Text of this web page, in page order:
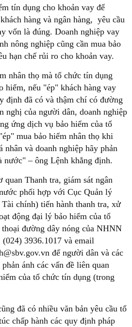
tín dụng cho khoản vay để
hàng và ngân hàng, yêu cầu
vốn là đúng. Doanh nghiệp vay
nông nghiệp cũng cần mua bảo
hạn chế rủi ro cho khoản vay.
nhân thọ mà tổ chức tín dụng
hiểm, nếu "ép" khách hàng vay
định đã có và thậm chí có đường
nghị của người dân, doanh nghiệp
ứng dịch vụ bảo hiểm của tổ
mua bảo hiểm nhân thọ khi
nhân và doanh nghiệp hãy phản
nước" – ông Lệnh khẳng định.
Thanh tra, giám sát ngân
phối hợp với Cục Quản lý
chính) tiến hành thanh tra, xử
động đại lý bảo hiểm của tổ
đường dây nóng của NHNN
3936.1017 và email
để người dân và các
ánh các vấn đề liên quan
của tổ chức tín dụng (trong
đã có nhiều văn bản yêu cầu tổ
chấp hành các quy định pháp